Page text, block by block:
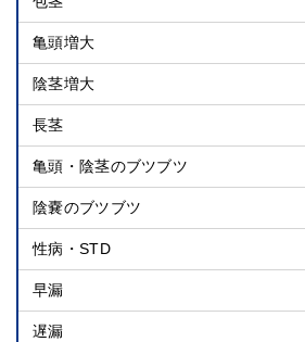
亀頭増大
陰茎増大
長茎
亀頭・陰茎のブツブツ
陰嚢のブツブツ
性病・STD
早漏
遅漏